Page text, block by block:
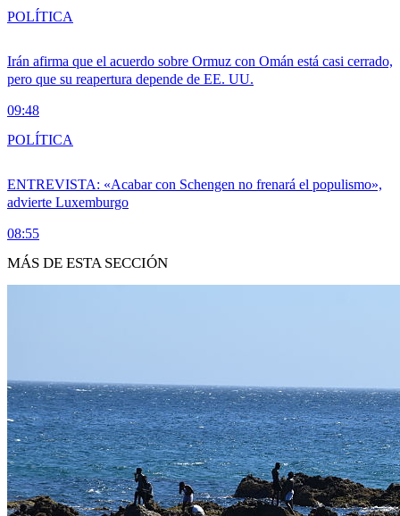
Irán afirma que el acuerdo sobre Ormuz con Omán está casi cerrado,
pero que su reapertura depende de EE. UU.
09:48
POLÍTICA
ENTREVISTA: «Acabar con Schengen no frenará el populismo»,
advierte Luxemburgo
08:55
POLÍTICA
MÁS DE ESTA SECCIÓN